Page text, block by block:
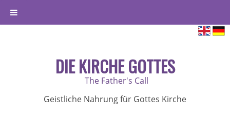
DIE KIRCHE GOTTES
The Father's Call
Geistliche Nahrung für Gottes Kirche